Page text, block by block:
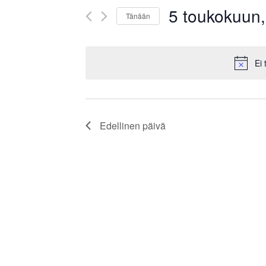
Ei
navigointi
hakusanalla.Tänään 5
Edellinen päivä